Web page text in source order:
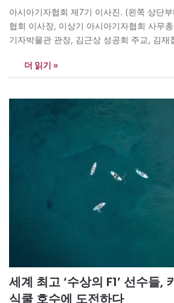
아시아기자협회 제7기 이사진. (왼쪽 상단
협회 이사장, 이상기 아시아기자협회 사무
기자박물관 관장, 김근상 성공회 주교, 김재
구(NGU) 대표·전 경기도지사, 라정찬 네이
성형외과 원장, 배기선 (재)김대중재단 사
더 읽기 »
세계 최고 ‘수상의 F1’ 선수들,
식쿨 호수에 도전하다